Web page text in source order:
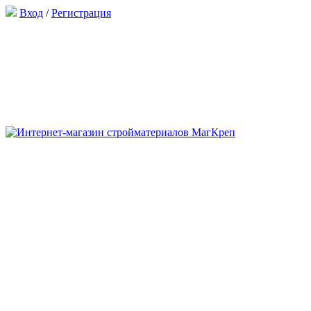
Вход /Регистрация